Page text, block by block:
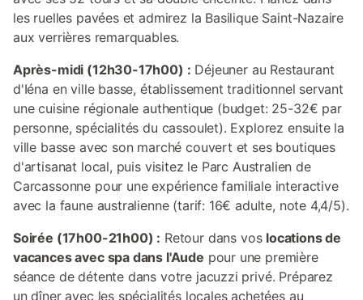
les ruelles pavées et admirez la Basilique Saint-Nazaire
aux verrières remarquables.
Après-midi (12h30-17h00) : Déjeuner au Restaurant
d'Iéna en ville basse, établissement traditionnel servant
une cuisine régionale authentique (budget: 25-32€ par
personne, spécialités du cassoulet). Explorez ensuite la
ville basse avec son marché couvert et ses boutiques
d'artisanat local, puis visitez le Parc Australien de
Carcassonne pour une expérience familiale interactive
avec la faune australienne (tarif: 16€ adulte, note 4,4/5).
Soirée (17h00-21h00) : Retour dans vos locations de
vacances avec spa dans l'Aude pour une première
séance de détente dans votre jacuzzi privé. Préparez
un dîner avec les spécialités locales achetées au